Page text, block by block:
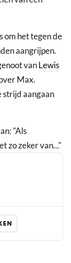
om het tegen de
aangrijpen.
vanLewis
Max.
strijd aangaan
"Als
zo zeker van..."
63